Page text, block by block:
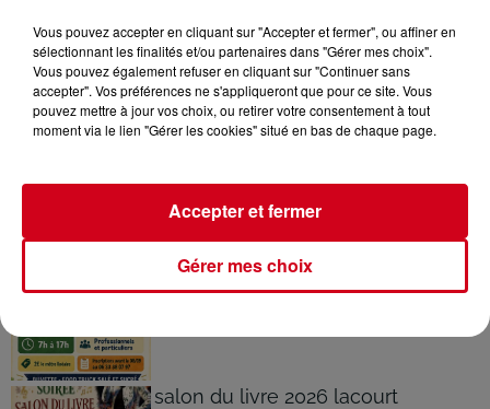
Argein : une grande brocante le
samedi 22 août
vide-greniers le 13 septembre
salon du livre 2026 lacourt
Vous pouvez accepter en cliquant sur "Accepter et fermer", ou affiner en
sélectionnant les finalités et/ou partenaires dans "Gérer mes choix".
Vous pouvez également refuser en cliquant sur "Continuer sans
accepter". Vos préférences ne s'appliqueront que pour ce site. Vous
pouvez mettre à jour vos choix, ou retirer votre consentement à tout
moment via le lien "Gérer les cookies" situé en bas de chaque page.
Gérer mes choix
Accepter et fermer